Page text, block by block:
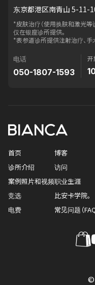
东京都港区南青山 5-11-
*皮肤治疗（使用换肤和激光等
仅在银座诊所提供。
*表参道诊所提供注射治疗、手
电话
050-1807-1593
开
首页
诊所介绍
案例照片和视频
竞选
电费
博客
访问
职业生涯
比安卡学院。
常见问题（FAQ
©